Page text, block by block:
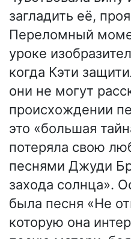
загладить её,
Переломный
уроке
когда Кэти
они не могут
происхождении
это «большая
потеряла свою
песнями Джуди
захода солнца».
была песня «Не
которую она